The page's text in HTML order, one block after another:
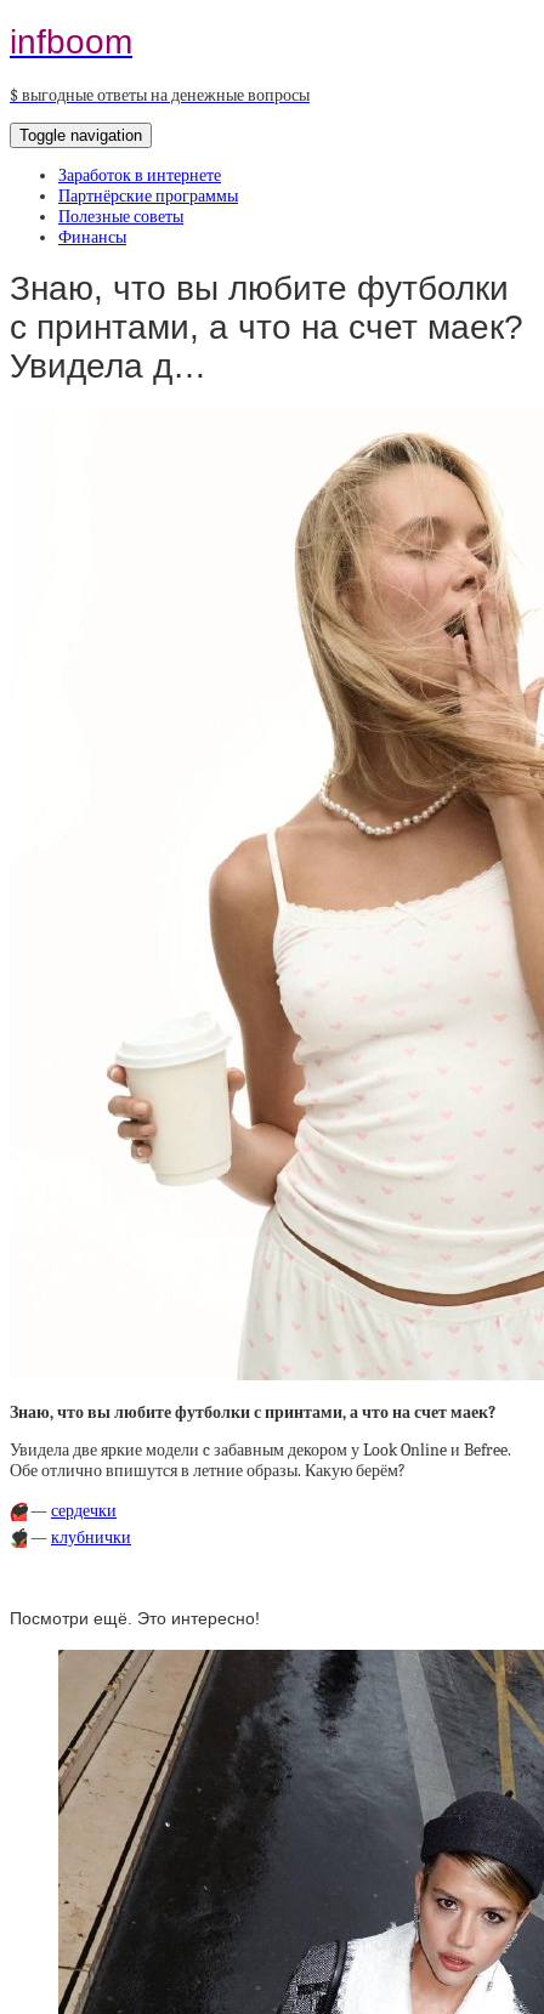
infboom
$ выгодные ответы на денежные вопросы
Toggle navigation
Заработок в интернете
Партнёрские программы
Полезные советы
Финансы
Знаю, что вы любите футболки
с принтами, а что на счет маек?
Увидела д…
Знаю, что вы любите футболки с принтами, а что на счет маек?
Увидела две яркие модели c забавным декором у Look Online и Befree.
Обе отлично впишутся в летние образы. Какую берём?
❤️—сердечки
🍓—клубнички
Посмотри ещё. Это интересно!